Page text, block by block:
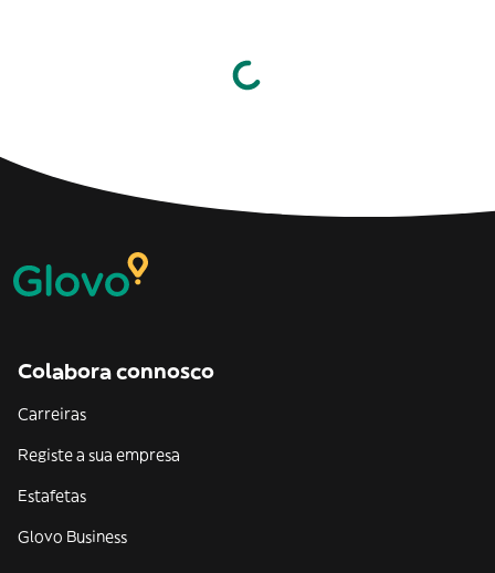
Colabora connosco
Carreiras
Registe a sua empresa
Estafetas
Glovo Business